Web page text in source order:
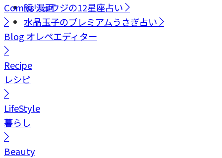
鏡リュウジの12星座占い
水晶玉子のプレミアムうさぎ占い
Comics漫画
Blog オレペエディター
Recipe
レシピ
LifeStyle
暮らし
Beauty